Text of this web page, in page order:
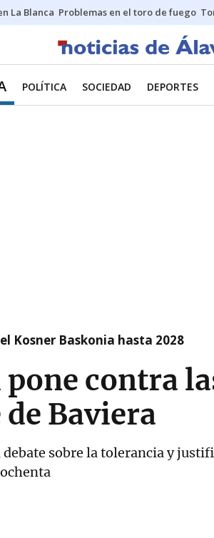
La Blanca Problemas en el toro de fuego
POLÍTICA SOCIEDAD DEPORTES
Kosner Baskonia hasta 2028
contra
Baviera
sobre la tolerancia y